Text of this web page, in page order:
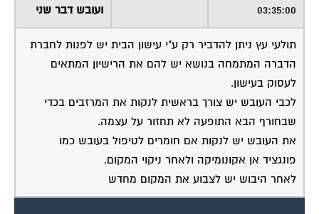
03:35:00
ועובש דבר שני
תולעי עץ ניתן להדביר רק ע"י עישון הבית יש לפנות לחברת
הדברה המתמחה בנושא יש להם את הרישיון המתאים
לעסוק בעישון.
לכבי העובש יש צורך בראשית לנקות את המרזבים בכדי
שבחורף הבא התופעה לא תחזור על עצמה.
את העובש יש לנקות אם חומרים לטיפול בעובש כמו
פונגציד אן אקונומיקה ולאחר ניקוי המקום.
לאחר היבוש יש לצבוע את המקום מחדש